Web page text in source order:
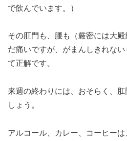
で飲んでいます。）
その肛門も、腰も（厳密には大
だ痛いですが、がまんしきれな
て正解です。
来週の終わりには、おそらく、
しょう。
アルコール、カレー、コーヒー